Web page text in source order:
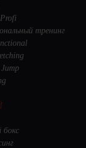
тренинг
бокс